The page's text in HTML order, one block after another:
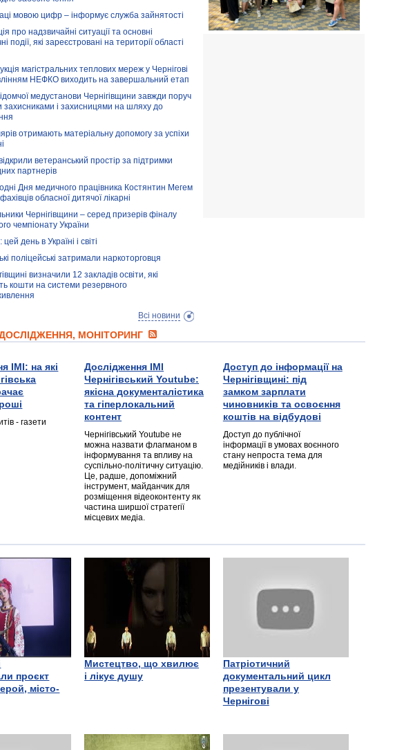
мовою цифр – інформує служба зайнятості
про надзвичайні ситуації та основні
події, які зареєстровані на території області
магістральних теплових мереж у Чернігові
НЕФКО виходить на завершальний етап
медустанови Чернігівщини завжди поруч
і захисницями на шляху до
отримають матеріальну допомогу за успіхи
ветеранський простір за підтримки
партнерів
Дня медичного працівника Костянтин Мегем
обласної дитячої лікарні
Чернігівщини – серед призерів фіналу
чемпіонату України
день в Україні і світі
поліцейські затримали наркоторговця
визначили 12 закладів освіти, які
кошти на системи резервного
Всі новини
МОНІТОРИНГ
ІМІ: на які
- газети
Дослідження ІМІ
Чернігівський Youtube:
якісна документалістика
та гіперлокальний
контент
Чернігівський Youtube не
можна назвати флагманом в
інформування та впливу на
суспільно-політичну ситуацію.
Це, радше, допоміжний
інструмент, майданчик для
розміщення відеоконтенту як
частина ширшої стратегії
місцевих медіа.
Доступ до інформації на
Чернігівщині: під
замком зарплати
чиновників та освоєння
коштів на відбудові
Доступ до публічної
інформації в умовах воєнного
стану непроста тема для
медійників і влади.
проєкт
місто-
Мистецтво, що хвилює
і лікує душу
Патріотичний
документальний цикл
презентували у
Чернігові